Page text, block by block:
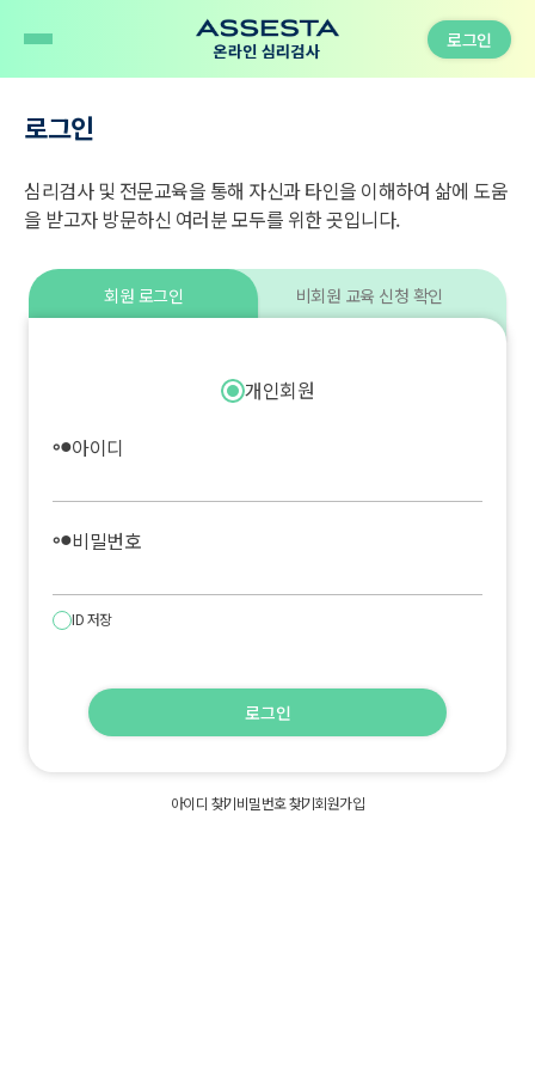
로그인
로그인
심리검사 및 전문교육을 통해 자신과 타인을 이해하여 삶에 도움
을 받고자 방문하신 여러분 모두를 위한 곳입니다.
회원 로그인 비회원 교육 신청 확인
로
로
개인회원
loginForm
hdr_strong아이디
hdr_strong비밀번호
ID
저ID 저장
로그인
아이디 찾기비밀번호 찾기회원가입